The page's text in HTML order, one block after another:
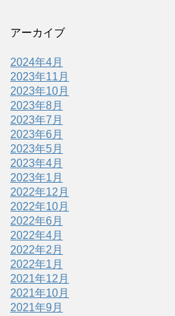
アーカイブ
2024年4月
2023年11月
2023年10月
2023年8月
2023年7月
2023年6月
2023年5月
2023年4月
2023年1月
2022年12月
2022年10月
2022年6月
2022年4月
2022年2月
2022年1月
2021年12月
2021年10月
2021年9月